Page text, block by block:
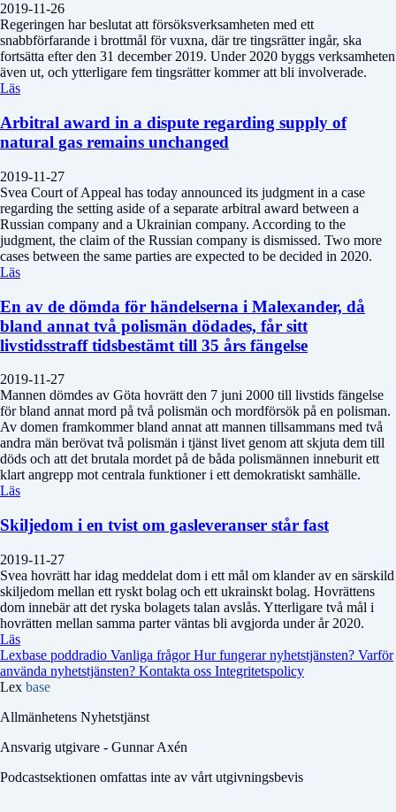
2019-11-26
Regeringen har beslutat att försöksverksamheten med ett
snabbförfarande i brottmål för vuxna, där tre tingsrätter ingår, ska
fortsätta efter den 31 december 2019. Under 2020 byggs verksamheten
även ut, och ytterligare fem tingsrätter kommer att bli involverade.
Läs
Arbitral award in a dispute regarding supply of
natural gas remains unchanged
2019-11-27
Svea Court of Appeal has today announced its judgment in a case
regarding the setting aside of a separate arbitral award between a
Russian company and a Ukrainian company. According to the
judgment, the claim of the Russian company is dismissed. Two more
cases between the same parties are expected to be decided in 2020.
Läs
En av de dömda för händelserna i Malexander, då
bland annat två polismän dödades, får sitt
livstidsstraff tidsbestämt till 35 års fängelse
2019-11-27
Mannen dömdes av Göta hovrätt den 7 juni 2000 till livstids fängelse
för bland annat mord på två polismän och mordförsök på en polisman.
Av domen framkommer bland annat att mannen tillsammans med två
andra män berövat två polismän i tjänst livet genom att skjuta dem till
döds och att det brutala mordet på de båda polismännen inneburit ett
klart angrepp mot centrala funktioner i ett demokratiskt samhälle.
Läs
Skiljedom i en tvist om gasleveranser står fast
2019-11-27
Svea hovrätt har idag meddelat dom i ett mål om klander av en särskild
skiljedom mellan ett ryskt bolag och ett ukrainskt bolag. Hovrättens
dom innebär att det ryska bolagets talan avslås. Ytterligare två mål i
hovrätten mellan samma parter väntas bli avgjorda under år 2020.
Läs
Lexbase poddradio Vanliga frågorHur fungerar nyhetstjänsten? Varför
använda nyhetstjänsten? Kontakta oss Integritetspolicy
Lex base
Allmänhetens Nyhetstjänst
Ansvarig utgivare - Gunnar Axén
Podcastsektionen omfattas inte av vårt utgivningsbevis